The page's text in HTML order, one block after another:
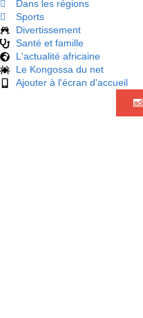
Dans les régions
Sports
Divertissement
Santé et famille
L'actualité africaine
Le Kongossa du net
Ajouter à l'écran d'accueil